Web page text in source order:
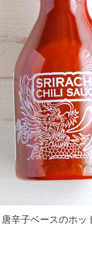
辛子ベースのホ